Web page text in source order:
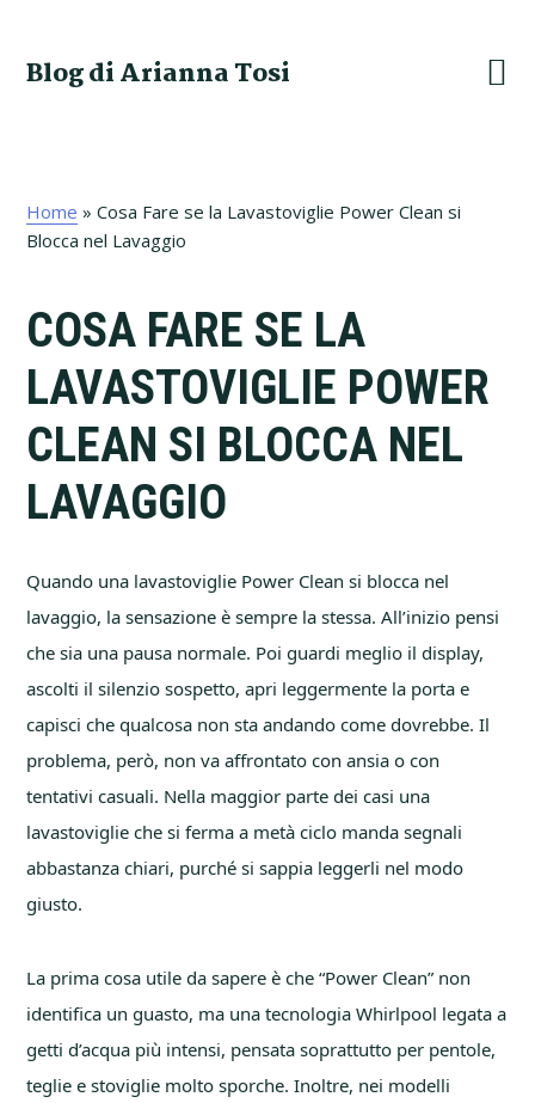
primary
main
primary
footer
Blog di Arianna Tosi
Home »Cosa Fare se la Lavastoviglie Power Clean si
Blocca nel Lavaggio​
COSA FARE SE LA
LAVASTOVIGLIE POWER
CLEAN SI BLOCCA NEL
LAVAGGIO​
Quando una lavastoviglie Power Clean si blocca nel
lavaggio, la sensazione è sempre la stessa. All’inizio pensi
che sia una pausa normale. Poi guardi meglio il display,
ascolti il silenzio sospetto, apri leggermente la porta e
capisci che qualcosa non sta andando come dovrebbe. Il
problema, però, non va affrontato con ansia o con
tentativi casuali. Nella maggior parte dei casi una
lavastoviglie che si ferma a metà ciclo manda segnali
abbastanza chiari, purché si sappia leggerli nel modo
giusto.
La prima cosa utile da sapere è che “Power Clean” non
identifica un guasto, ma una tecnologia Whirlpool legata a
getti d’acqua più intensi, pensata soprattutto per pentole,
teglie e stoviglie molto sporche. Inoltre, nei modelli